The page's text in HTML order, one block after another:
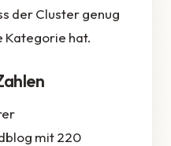
der Cluster genug
Kategorie hat.
mit 220